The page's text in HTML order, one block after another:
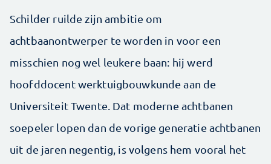
Schilder ruilde zijn ambitie om
achtbaanontwerper te worden in voor een
misschien nog wel leukere baan: hij werd
hoofddocent werktuigbouwkunde aan de
Universiteit Twente. Dat moderne achtbanen
soepeler lopen dan de vorige generatie achtbanen
uit de jaren negentig, is volgens hem vooral het